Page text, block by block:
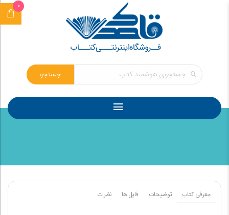
0
جستجو
معرفی کتاب توضیحات فایل ها نظرات